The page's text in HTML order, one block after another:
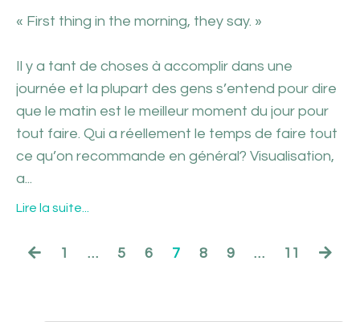
« First thing in the morning, they say. »
Il y a tant de choses à accomplir dans une
journée et la plupart des gens s’entend pour dire
que le matin est le meilleur moment du jour pour
tout faire. Qui a réellement le temps de faire tout
ce qu’on recommande en général? Visualisation,
a...
Lire la suite...
1 … 5 6 7 8 9 … 11